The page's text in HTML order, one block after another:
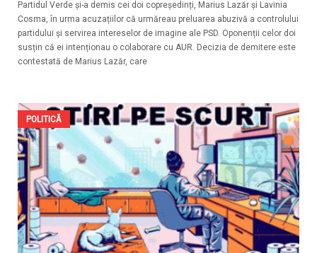
Partidul Verde și-a demis cei doi copreședinți, Marius Lazăr și Lavinia
Cosma, în urma acuzațiilor că urmăreau preluarea abuzivă a controlului
partidului și servirea intereselor de imagine ale PSD. Oponenții celor doi
susțin că ei intenționau o colaborare cu AUR. Decizia de demitere este
contestată de Marius Lazăr, care
POLITICĂ